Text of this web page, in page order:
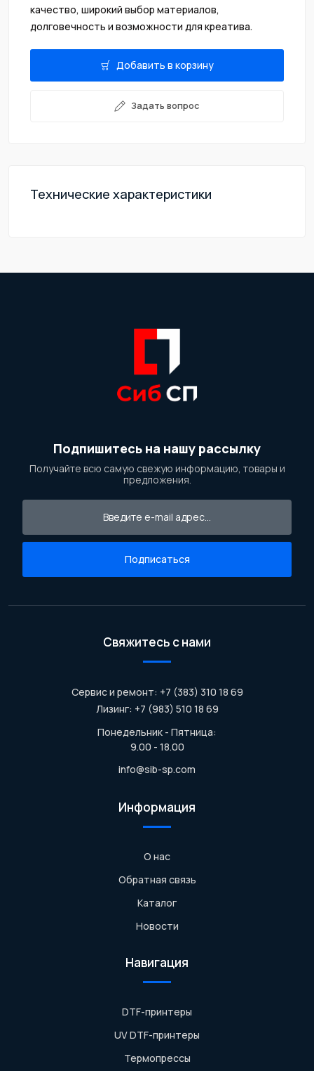
качество, широкий выбор материалов,
долговечность и возможности для креатива.
Добавить в корзину
Задать вопрос
Технические характеристики
Подпишитесь на нашу рассылку
Получайте всю самую свежую информацию, товары и
предложения.
Подписаться
Свяжитесь с нами
Сервис и ремонт: +7 (383) 310 18 69
Лизинг: +7 (983) 510 18 69
Понедельник - Пятница:
9.00 - 18.00
info@sib-sp.com
Информация
О нас
Обратная связь
Каталог
Новости
Навигация
DTF-принтеры
UV DTF-принтеры
Термопрессы